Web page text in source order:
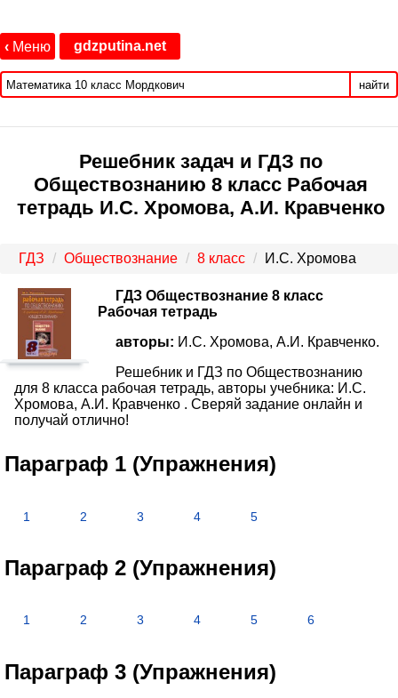
‹ Меню gdzputina.net
найти
Решебник задач и ГДЗ по
Обществознанию 8 класс Рабочая
тетрадь И.С. Хромова, А.И. Кравченко
ГДЗ Обществознание 8 класс И.С. Хромова
ГДЗ Обществознание 8 класс
Рабочая тетрадь
авторы: И.С. Хромова, А.И. Кравченко.
Решебник и ГДЗ по Обществознанию
для 8 класса рабочая тетрадь, авторы учебника: И.С.
Хромова, А.И. Кравченко . Сверяй задание онлайн и
получай отлично!
Параграф 1 (Упражнения)
1 2 3 4 5
Параграф 2 (Упражнения)
1 2 3 4 5 6
Параграф 3 (Упражнения)